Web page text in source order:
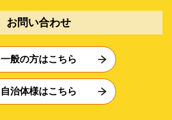
お問い合わせ
一般の方はこちら
自治体様はこちら